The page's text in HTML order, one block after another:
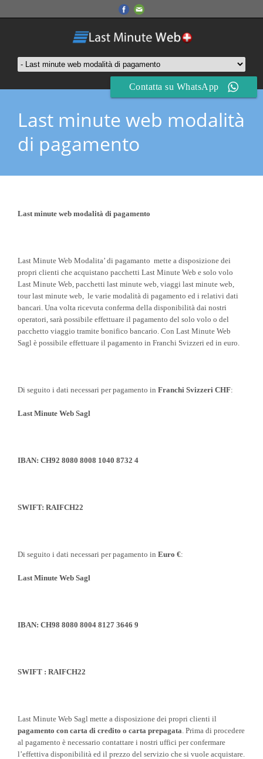
Last minute web modalità
di pagamento
Last minute web modalità di pagamento
Last Minute Web Modalita’ di pagamanto mette a disposizione dei
propri clienti che acquistano pacchetti Last Minute Web e solo volo
Last Minute Web, pacchetti last minute web, viaggi last minute web,
tour last minute web, le varie modalità di pagamento ed i relativi dati
bancari. Una volta ricevuta conferma della disponibilità dai nostri
operatori, sarà possibile effettuare il pagamento del solo volo o del
pacchetto viaggio tramite bonifico bancario. Con Last Minute Web
Sagl è possibile effettuare il pagamento in Franchi Svizzeri ed in euro.
Di seguito i dati necessari per pagamento in Franchi Svizzeri CHF:
Last Minute Web Sagl
IBAN: CH92 8080 8008 1040 8732 4
SWIFT: RAIFCH22
Di seguito i dati necessari per pagamento in Euro €:
Last Minute Web Sagl
IBAN: CH98 8080 8004 8127 3646 9
SWIFT : RAIFCH22
Last Minute Web Sagl mette a disposizione dei propri clienti il
pagamento con carta di credito o carta prepagata . Prima di procedere
al pagamento è necessario contattare i nostri uffici per confermare
l’effettiva disponibilità ed il prezzo del servizio che si vuole acquistare.
Contatta su WhatsApp